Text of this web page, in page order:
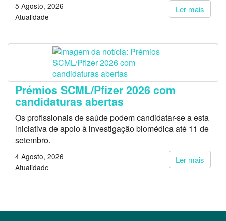
Ler mais
5 Agosto, 2026
Atualidade
Prémios SCML/Pfizer 2026 com
candidaturas abertas
Os profissionais de saúde podem candidatar-se a esta
iniciativa de apoio à investigação biomédica até 11 de
setembro.
Ler mais
4 Agosto, 2026
Atualidade